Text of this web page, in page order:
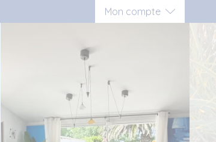
Mon compte
Inscription vacancier
Inscription propriétaire